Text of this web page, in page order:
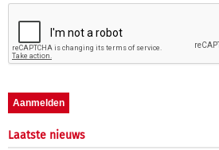
Laatste nieuws